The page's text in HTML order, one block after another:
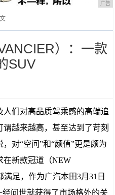
广告
）：一款
SUV
们对高品质驾乘感的高端追
越来越高，甚至达到了苛刻
对“空间”和“颜值”更是颇为
在新款冠道（NEW
足，作为广汽本田3月31日
问世就获得了市场格外的关